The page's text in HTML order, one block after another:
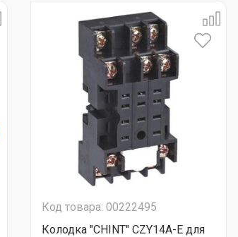
Код товара: 00222495
Колодка "CHINT" CZY14A-E для